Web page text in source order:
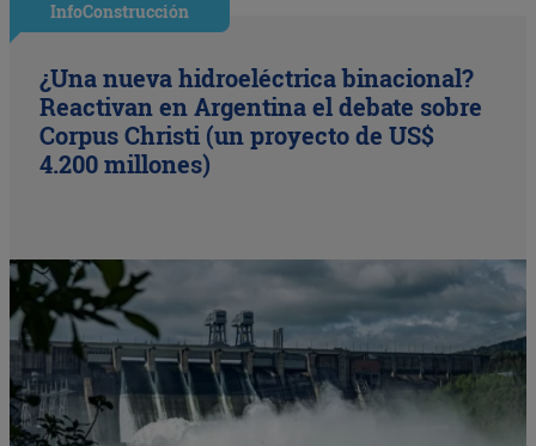
InfoConstrucción
¿Una nueva hidroeléctrica binacional?
Reactivan en Argentina el debate sobre
Corpus Christi (un proyecto de US$
4.200 millones)